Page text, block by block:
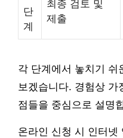
단
계
최종 검토 및
제출
각 단계에서 놓치기 쉬
보겠습니다. 경험상 가
점들을 중심으로 설명
온라인 신청 시 인터넷